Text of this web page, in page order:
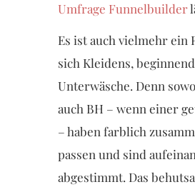
Umfrage Funnelbuilder
Es ist auch vielmehr ein
sich Kleidens,
Unterwäsche. Denn
auch BH – wenn einer
– haben farblich
passen und sind
abgestimmt. Das